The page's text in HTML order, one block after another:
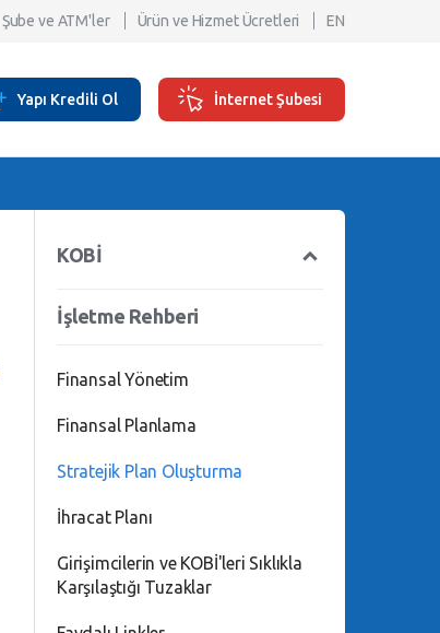
Şube ve ATM'ler Ürün ve Hizmet Ücretleri EN
Yapı Kredili Ol İnternet Şubesi
KOBİ
İşletme Rehberi
Finansal Yönetim
Finansal Planlama
Stratejik Plan Oluşturma
İhracat Planı
Girişimcilerin ve KOBİ'leri Sıklıkla
Karşılaştığı Tuzaklar